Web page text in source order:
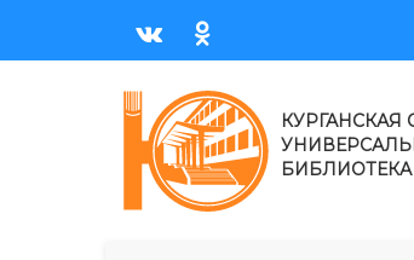
КУРГАНСКАЯ